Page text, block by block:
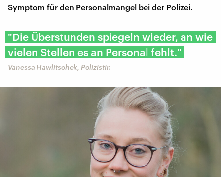
Symptom für den Personalmangel bei der Polizei.
"Die Überstunden spiegeln wieder, an wie
vielen Stellen es an Personal fehlt."
Vanessa Hawlitschek, Polizistin